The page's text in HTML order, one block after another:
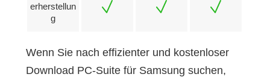
erherstellun
g
Wenn Sie nach effizienter und kostenloser
Download PC-Suite für Samsung suchen,